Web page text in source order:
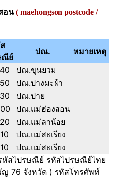
อน( maehongson postcode /
ณีย์
ปณ.
หมายเหตุ
ปณ.ขุนยวม
ปณ.ปางมะผ้า
ปณ.ปาย
ปณ.แม่ฮ่องสอน
ปณ.แม่ลาน้อย
ปณ.แม่สะเรียง
ปณ.แม่สะเรียง
สไปรษณีย์ รหัสไปรษณีย์ไทย
76 จังหวัด ) รหัสโทรศัพท์